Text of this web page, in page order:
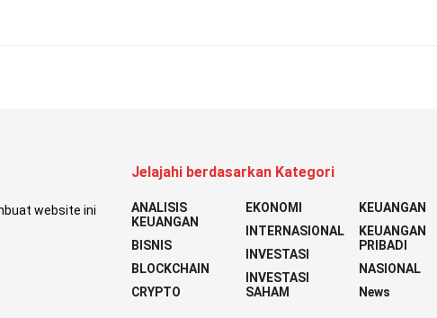
website ini
Jelajahi berdasarkan Kategori
ANALISIS
KEUANGAN
BISNIS
BLOCKCHAIN
CRYPTO
EKONOMI
INTERNASIONAL
INVESTASI
INVESTASI
SAHAM
KEUANGAN
KEUANGAN
PRIBADI
NASIONAL
News